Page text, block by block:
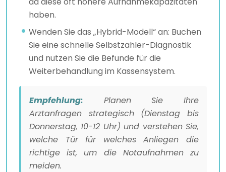
haben.
Wenden Sie das „Hybrid-Modell“ an: Buchen
Sie eine schnelle Selbstzahler-Diagnostik
und nutzen Sie die Befunde für die
Weiterbehandlung im Kassensystem.
Empfehlung: Planen Sie Ihre
Arztanfragen strategisch (Dienstag bis
Donnerstag, 10-12 Uhr) und verstehen Sie,
welche Tür für welches Anliegen die
richtige ist, um die Notaufnahmen zu
meiden.